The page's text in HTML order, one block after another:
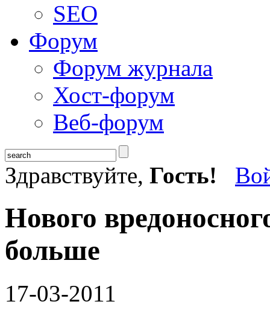
SEO
Форум
Форум журнала
Хост-форум
Веб-форум
Здравствуйте, Гость!
Нового
больше
17-03-2011